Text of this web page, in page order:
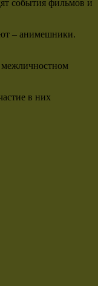
события фильмов и
– анимешники.
межличностном
в них